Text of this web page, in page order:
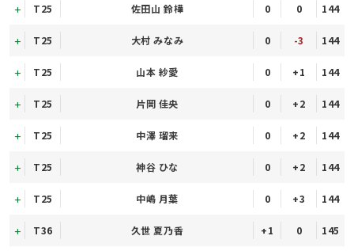
T25 佐田山 鈴樺 0 0 144
T25 大村 みなみ 0 -3 144
T25 山本 紗愛 0 +1 144
T25 片岡 佳央 0 +2 144
T25 中澤 瑠来 0 +2 144
T25 神谷 ひな 0 +2 144
T25 中嶋 月葉 0 +3 144
T36 久世 夏乃香 +1 0 145